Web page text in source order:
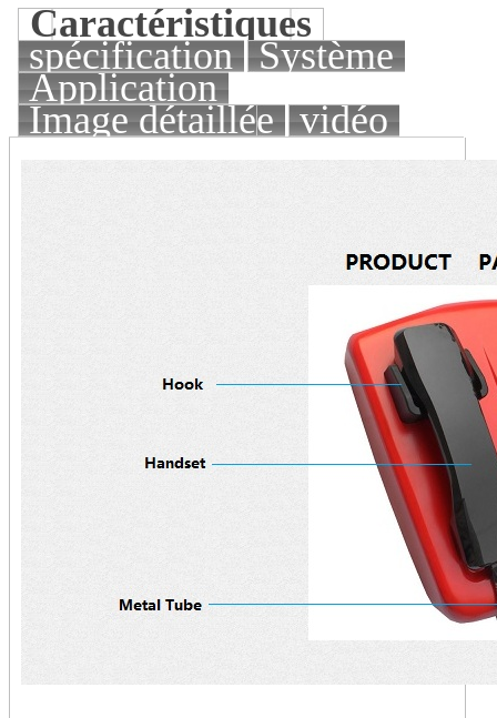
Caractéristiques
spécification Système
Application
Image détaillée vidéo